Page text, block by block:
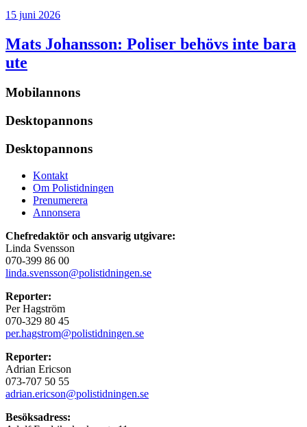
15 juni 2026
Mats Johansson: Poliser behövs inte bara
ute
Mobilannons
Desktopannons
Desktopannons
Kontakt
Om Polistidningen
Prenumerera
Annonsera
Chefredaktör och ansvarig utgivare:
Linda Svensson
070-399 86 00
linda.svensson@polistidningen.se
Reporter:
Per Hagström
070-329 80 45
per.hagstrom@polistidningen.se
Reporter:
Adrian Ericson
073-707 50 55
adrian.ericson@polistidningen.se
Besöksadress: